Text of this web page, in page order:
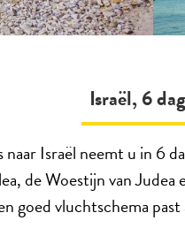
Israël, 6
Israël neemt u in 6
de Woestijn van
goed vluchtschema